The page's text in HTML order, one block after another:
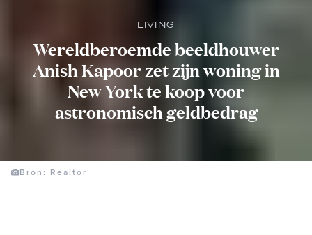
LIVING
Wereldberoemde beeldhouwer
Anish Kapoor zet zijn woning in
New York te koop voor
astronomisch geldbedrag
Bron: Realtor